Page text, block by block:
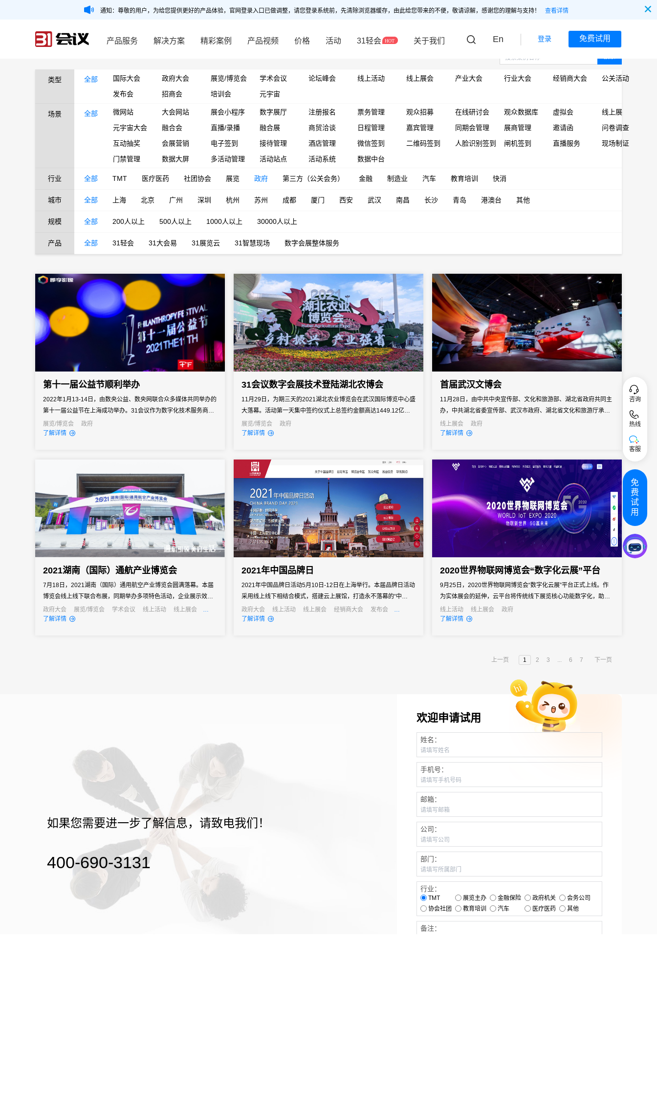
通知：尊敬的用户，为给您提供更好的产品体验，官网登录入口已做调整，请您登录系统前，先清除浏览器缓存，由此给您带来的不便，敬请谅解，感谢您的理解与支持！ 查看详情
产品服务 解决方案 精彩案例 产品视频 价格 活动 31轻会 关于我们 En 登录 免费试用
类型 全部 国际大会 政府大会 展览/博览会 学术会议 论坛峰会 线上活动 线上展会 产业大会 行业大会 经销商大会
公关活动
发布会
招商会 培训会 元宇宙
场景 全部 微网站 大会网站 展会小程序 数字展厅 注册报名 票务管理 观众招募 在线研讨会 观众数据库 虚拟会
线上展
元宇宙大会
融合会 直播/录播 融合展 商贸洽谈 日程管理 嘉宾管理 同期会管理 展商管理 邀请函
问卷调查
互动抽奖
会展营销 电子签到 接待管理 酒店管理 微信签到 二维码签到 人脸识别签到 闸机签到 直播服务
现场制证
门禁管理
数据大屏 多活动管理 活动站点 活动系统 数据中台
行业 全部 TMT 医疗医药 社团协会 展览 政府 第三方（公关会务） 金融 制造业 汽车 教育培训 快消
城市 全部 上海 北京 广州 深圳 杭州 苏州 成都 厦门 西安 武汉 南昌 长沙 青岛 港澳台 其他
规模 全部 200人以上 500人以上 1000人以上 30000人以上
产品 全部 31轻会 31大会易 31展览云 31智慧现场 数字会展整体服务
第十一届公益节顺利举办
2022年1月13-14日，由数央公益、数央网联合众多媒体共同举办的
第十一届公益节在上海成功举办。31会议作为数字化技术服务商，
为本届大会提供数字会议支持和服务，以互联网与物联网技术助力
大会的关键流程，助力本次活大会顺利举办。
展览/博览会
政府
了解详情
31会议数字会展技术登陆湖北农博会
11月29日，为期三天的2021湖北农业博览会在武汉国际博览中心盛
大落幕。活动第一天集中签约仪式上总签约金额高达1449.12亿
元。
展览/博览会
政府
了解详情
首届武汉文博会
11月28日，由中共中央宣传部、文化和旅游部、湖北省政府共同主
办，中共湖北省委宣传部、武汉市政府、湖北省文化和旅游厅承办
的首届中国（武汉）文化旅游博览会圆满落下帷幕。
线上展会
政府
了解详情
2021湖南（国际）通航产业博览会
7月18日，2021湖南（国际）通用航空产业博览会圆满落幕。本届
博览会线上线下联合布展，同期举办多项特色活动，企业展示效果
好、国际影响力大、取得了丰硕成果。31会议为博览会提供了会展
数字化技术支持。
政府大会 展览/博览会 学术会议 线上活动
线上展会
政府
了解详情
2021年中国品牌日
2021年中国品牌日活动5月10日-12日在上海举行。本届品牌日活动
采用线上线下相结合模式，搭建云上展馆，打造永不落幕的“中国品
牌日”。31会议为本届品牌日活动提供会展数字化技术与服务支持。
政府大会 线上活动 线上展会 经销商大会
发布会
招商会
政府
了解详情
2020世界物联网博览会“数字化云展”平台
9月25日，2020世界物联网博览会“数字化云展”平台正式上线。作
为实体展会的延伸，云平台将传统线下展览核心功能数字化，助推
物联网产业发展，打造世界级物联网集群，实现“永不落幕的物博
会”。31会议为本届物博会提供了数字化技术服务与支持。
线上活动 线上展会
政府
了解详情
上一页 1 2 3 ... 6 7 下一页
如果您需要进一步了解信息，请致电我们！
400-690-3131
欢迎申请试用
姓名：
手机号：
邮箱：
公司：
部门：
行业：
TMT 展览主办 金融保险 政府机关
会务公司
协会社团
教育培训 汽车 医疗医药 其他
备注：
咨询
热线
客服
免
费
试
用